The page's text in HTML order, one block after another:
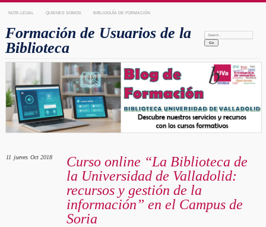
NOTA LEGAL QUIENES SOMOS BIBLIOGUÍA DE FORMACIÓN
Formación de Usuarios de la
Biblioteca
Search:
Curso online “La Biblioteca de
la Universidad de Valladolid:
recursos y gestión de la
información” en el Campus de
Soria
11 jueves Oct 2018